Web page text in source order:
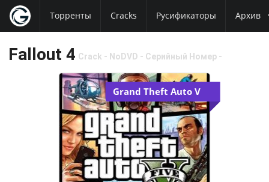
Торренты Cracks Русификаторы Архив
Fallout 4 Crack - NoDVD - Серийный Номер -
Лекарство - Keygen
Grand Theft Auto V